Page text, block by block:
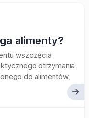
alimenty?
wszczęcia
otrzymania
do alimentów,